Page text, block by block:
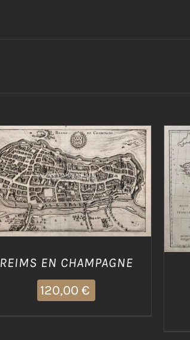
AGGIUNGI AL CARRELLO
/
DETTAGLI
REIMS EN CHAMPAGNE
120,00 €